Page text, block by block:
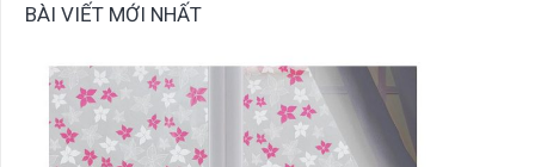
BÀI VIẾT MỚI NHẤT